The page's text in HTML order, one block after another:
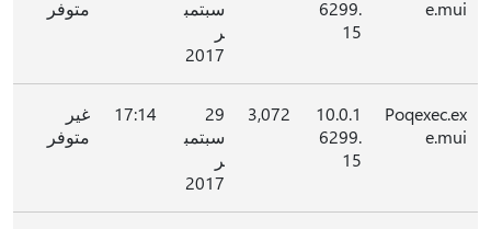
e.mui
6299.
15
سبتمب
ر
2017
متوفر
Poqexec.ex
e.mui
10.0.1
6299.
15
3,072
29
سبتمب
ر
2017
17:14
غير
متوفر